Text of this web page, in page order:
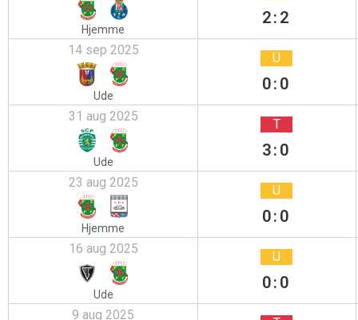
Hjemme
2:2
14 sep 2025
Ude
U
0:0
31 aug 2025
Ude
T
3:0
23 aug 2025
Hjemme
U
0:0
16 aug 2025
Ude
U
0:0
9 aug 2025